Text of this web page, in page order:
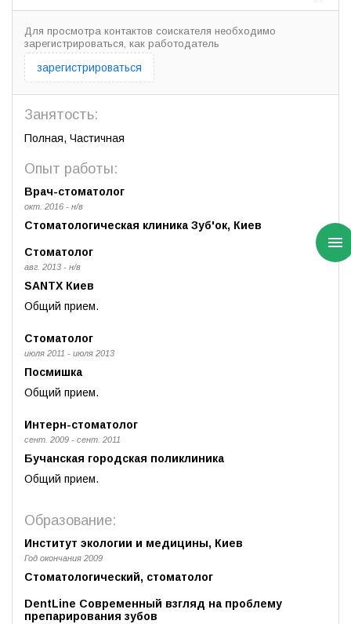
Для просмотра контактов соискателя необходимо
зарегистрироваться, как работодатель
зарегистрироваться
Занятость:
Полная, Частичная
Опыт работы:
Врач-стоматолог
окт. 2016 - н/в
Стоматологическая клиника Зуб'ок, Киев
Стоматолог
авг. 2013 - н/в
SANTX Киев
Общий прием.
Стоматолог
июля 2011 - июля 2013
Посмишка
Общий прием.
Интерн-стоматолог
сент. 2009 - сент. 2011
Бучанская городская поликлиника
Общий прием.
Образование:
Институт экологии и медицины, Киев
Год окончания 2009
Стоматологический, стоматолог
DentLine Современный взгляд на проблему
препарирования зубов